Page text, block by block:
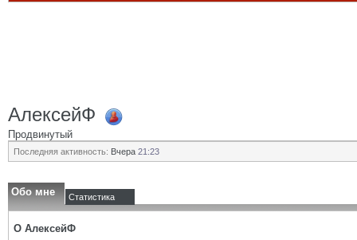
АлексейФ
Продвинутый
Последняя активность: Вчера 21:23
Обо мне Статистика
О АлексейФ